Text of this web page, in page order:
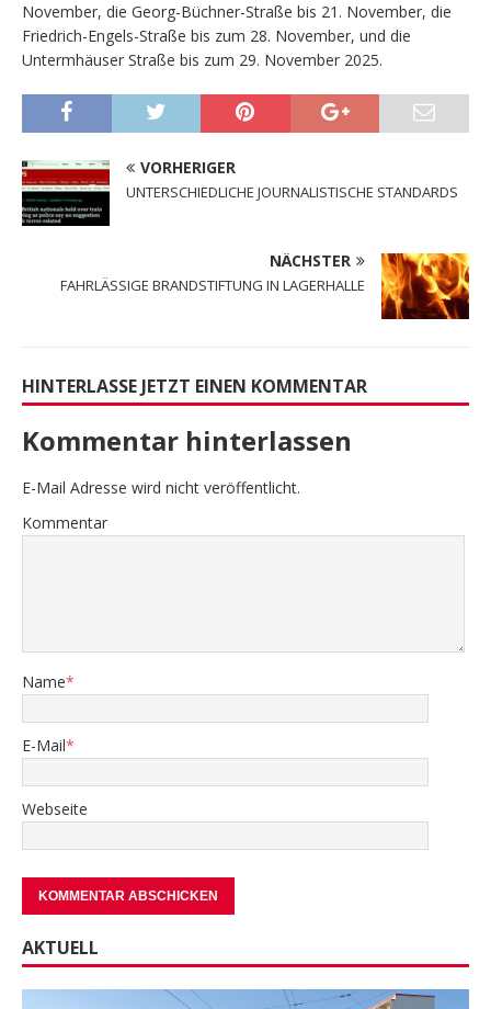
November, die Georg-Büchner-Straße bis 21. November, die
Friedrich-Engels-Straße bis zum 28. November, und die
Untermhäuser Straße bis zum 29. November 2025.
VORHERIGER
UNTERSCHIEDLICHE JOURNALISTISCHE STANDARDS
NÄCHSTER
FAHRLÄSSIGE BRANDSTIFTUNG IN LAGERHALLE
HINTERLASSE JETZT EINEN KOMMENTAR
Kommentar hinterlassen
E-Mail Adresse wird nicht veröffentlicht.
Kommentar
Name*
E-Mail*
Webseite
AKTUELL